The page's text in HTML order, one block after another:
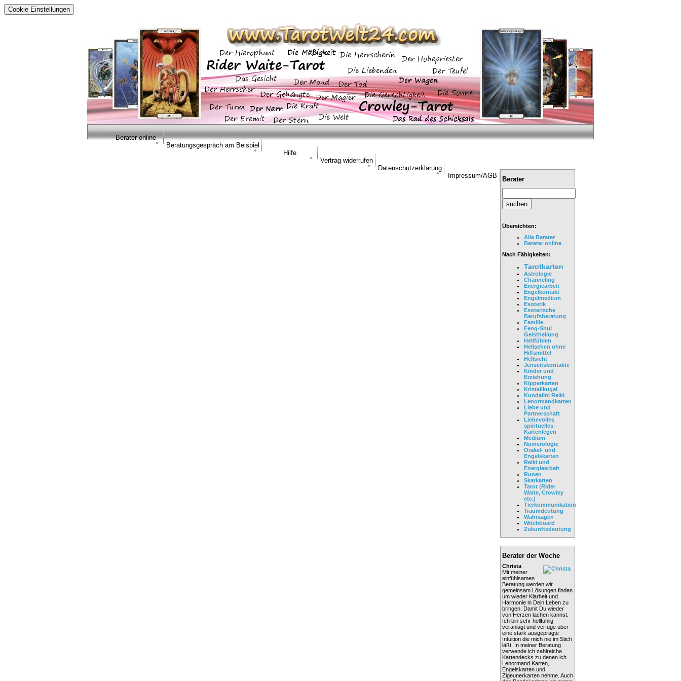
Cookie Einstellungen
Berater online
Beratungsgespräch am Beispiel
Hilfe
Vertrag widerrufen
Datenschutzerklärung
Impressum/AGB
Berater
Übersichten:
Alle Berater
Berater online
Nach Fähigkeiten:
Tarotkarten
Astrologie
Channeling
Energiearbeit
Engelkontakt
Engelmedium
Esoterik
Esoterische
Berufsberatung
Familie
Feng-Shui
Geistheilung
Hellfühlen
Hellsehen ohne
Hilfsmittel
Hellsicht
Jenseitskontakte
Kinder und
Erziehung
Kipperkarten
Kristallkugel
Kundalini Reiki
Lenormandkarten
Liebe und
Partnerschaft
Liebevolles
spirituelles
Kartenlegen
Medium
Numerologie
Orakel- und
Engelskarten
Reiki und
Energiearbeit
Runen
Skatkarten
Tarot (Rider
Waite, Crowley
etc.)
Tierkommunikation
Traumdeutung
Wahrsagen
Witchboard
Zukunftsdeutung
Berater der Woche
Christa
Mit meiner
einfühlsamen
Beratung werden wir
gemeinsam Lösungen finden
um wieder Klarheit und
Harmonie in Dein Leben zu
bringen. Damit Du wieder
von Herzen lachen kannst.
Ich bin sehr hellfühlig
veranlagt und verfüge über
eine stark ausgeprägte
Intuition die mich nie im Stich
läßt. In meiner Beratung
verwende ich zahlreiche
Kartendecks zu denen ich
Lenormand Karten,
Engelskarten und
Zigeunerkarten nehme. Auch